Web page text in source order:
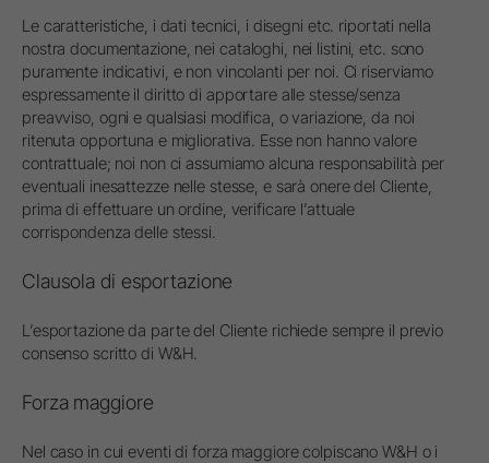
Le caratteristiche, i dati tecnici, i disegni etc. riportati nella
nostra documentazione, nei cataloghi, nei listini, etc. sono
puramente indicativi, e non vincolanti per noi. Ci riserviamo
espressamente il diritto di apportare alle stesse/senza
preavviso, ogni e qualsiasi modifica, o variazione, da noi
ritenuta opportuna e migliorativa. Esse non hanno valore
contrattuale; noi non ci assumiamo alcuna responsabilità per
eventuali inesattezze nelle stesse, e sarà onere del Cliente,
prima di effettuare un ordine, verificare l’attuale
corrispondenza delle stessi.
Clausola di esportazione
L’esportazione da parte del Cliente richiede sempre il previo
consenso scritto di W&H.
Forza maggiore
Nel caso in cui eventi di forza maggiore colpiscano W&H o i